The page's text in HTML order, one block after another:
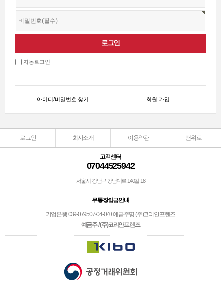
자동로그인
아이디/비밀번호 찾기 회원 가입
로그인 회사소개 이용약관 맨위로
고객센터
07044525942
서울시 강남구 강남대로 140길 18
무통장입금안내
기업은행 039-079507-04-040 예금주명 (주)코리안프렌즈
예금주 / (주)코리안프렌즈